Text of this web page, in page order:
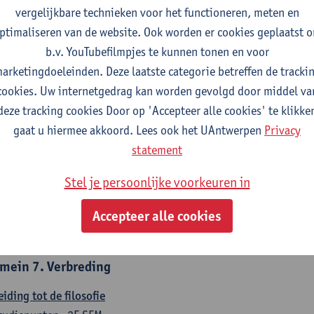
1E/2E SEM
studiepunten
Tom Van Caneghem Christine Lippens
6. Kwantitatieve methoden
statistiek en kansrekenen
2E SEM
studiepunten
Stephan Van der Veeken
methoden en technieken
1E/2E SEM
Ida Ruts
7. Verbreding
tot de filosofie
vergelijkbare technieken voor het functioneren, meten en
van de website. Ook worden er cookies geplaatst
b.v. YouTubefilmpjes te kunnen tonen en voor
Deze laatste categorie betreffen de
Uw internetgedrag kan worden gevolgd door middel
tracking cookies Door op 'Accepteer alle cookies' te
gaat u hiermee akkoord. Lees ook het UAntwerpen Privacy
statement
Stel je persoonlijke voorkeuren in
Accepteer alle cookies